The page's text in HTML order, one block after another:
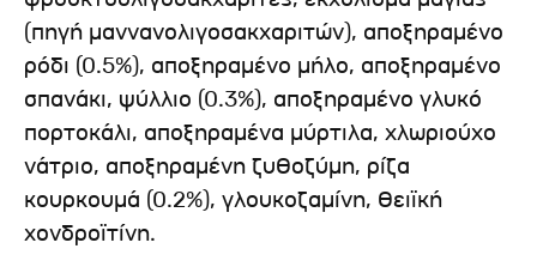
(πηγή μαννανολιγοσακχαριτών), αποξηραμένο
ρόδι (0.5%), αποξηραμένο μήλο, αποξηραμένο
σπανάκι, ψύλλιο (0.3%), αποξηραμένο γλυκό
πορτοκάλι, αποξηραμένα μύρτιλα, χλωριούχο
νάτριο, αποξηραμένη ζυθοζύμη, ρίζα
κουρκουμά (0.2%), γλουκοζαμίνη, θειϊκή
χονδροϊτίνη.